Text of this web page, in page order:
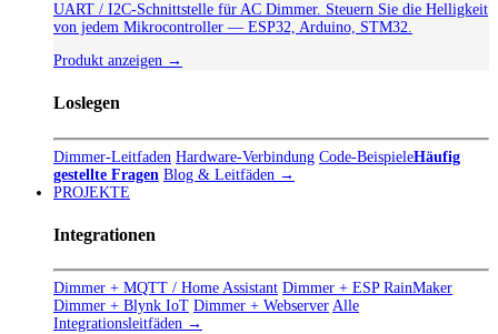
UART / I2C-Schnittstelle für AC Dimmer. Steuern Sie die Helligkeit
von jedem Mikrocontroller — ESP32, Arduino, STM32.
Produkt anzeigen →
Loslegen
Dimmer-Leitfaden Hardware-Verbindung Code-BeispieleHäufig
gestellte Fragen Blog & Leitfäden →
PROJEKTE
Integrationen
Dimmer + MQTT / Home Assistant Dimmer + ESP RainMaker
Dimmer + Blynk IoT Dimmer + Webserver Alle
Integrationsleitfäden →